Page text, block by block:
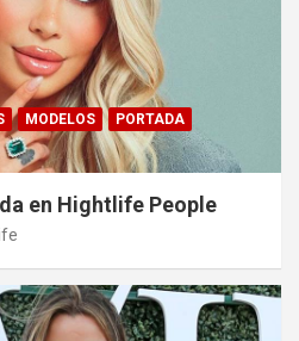
MODELOS
PORTADA
en Hightlife People